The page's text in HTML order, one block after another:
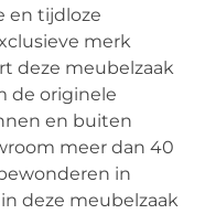
en tijdloze
merk
deze meubelzaak
de originele
en buiten
meer dan 40
in
deze meubelzaak